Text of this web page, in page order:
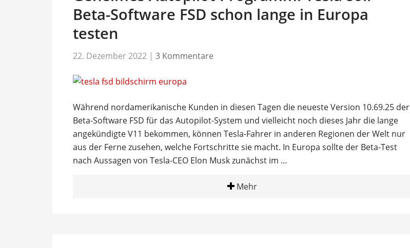
Beta-Software FSD schon lange in Europa
testen
22. Dezember 2022 | 3 Kommentare
Während nordamerikanische Kunden in diesen Tagen die neueste Version 10.69.25 der
Beta-Software FSD für das Autopilot-System und vielleicht noch dieses Jahr die lange
angekündigte V11 bekommen, können Tesla-Fahrer in anderen Regionen der Welt nur
aus der Ferne zusehen, welche Fortschritte sie macht. In Europa sollte der Beta-Test
nach Aussagen von Tesla-CEO Elon Musk zunächst im …
Mehr